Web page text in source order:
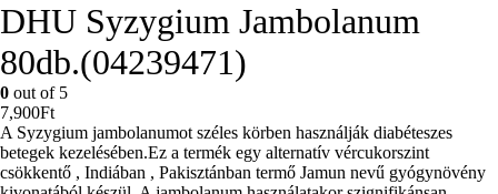
DHU Syzygium Jambolanum
80db.(04239471)
0 out of 5
7,900Ft
A Syzygium jambolanumot széles körben használják diabéteszes
betegek kezelésében.Ez a termék egy alternatív vércukorszint
csökkentő , Indiában , Pakisztánban termő Jamun nevű gyógynövény